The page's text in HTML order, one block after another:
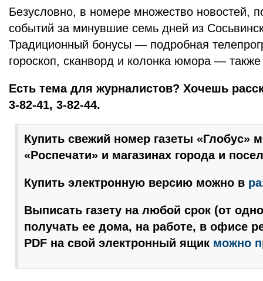
Безусловно, в номере множество новостей,
событий за минувшие семь дней из
Традиционный бонусы — подробная
гороскоп, сканворд и колонка юмора — также
Есть тема для журналистов? Хочешь
3-82-41, 3-82-44.
Купить свежий номер газеты «Глобус»
«Роспечати» и магазинах города и
Купить электронную версию можно в
Выписать газету на любой срок (от
получать ее дома, на работе, в офисе
PDF на свой электронный ящик можно